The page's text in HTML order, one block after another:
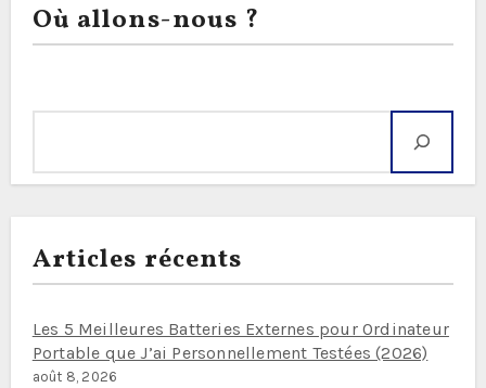
Où allons-nous ?
Articles récents
Les 5 Meilleures Batteries Externes pour Ordinateur
Portable que J’ai Personnellement Testées (2026)
août 8, 2026